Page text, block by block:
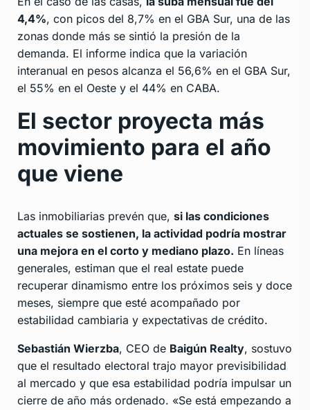
4,4%, con picos del 8,7% en el GBA Sur, una de las
zonas donde más se sintió la presión de la
demanda. El informe indica que la variación
interanual en pesos alcanza el 56,6% en el GBA Sur,
el 55% en el Oeste y el 44% en CABA.
El sector proyecta más
movimiento para el año
que viene
Las inmobiliarias prevén que, si las condiciones
actuales se sostienen, la actividad podría mostrar
una mejora en el corto y mediano plazo. En líneas
generales, estiman que el real estate puede
recuperar dinamismo entre los próximos seis y doce
meses, siempre que esté acompañado por
estabilidad cambiaria y expectativas de crédito.
Sebastián Wierzba, CEO de Baigún Realty, sostuvo
que el resultado electoral trajo mayor previsibilidad
al mercado y que esa estabilidad podría impulsar un
cierre de año más ordenado. «Se está empezando a